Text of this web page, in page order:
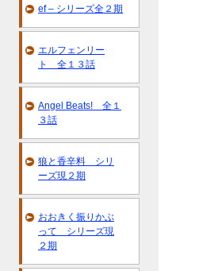
ef – シリーズ全２期
エルフェンリー
ト 全１３話
Angel Beats! 全１
３話
狼と香辛料 シリ
ーズ現２期
おおきく振りかぶ
って シリーズ現
２期